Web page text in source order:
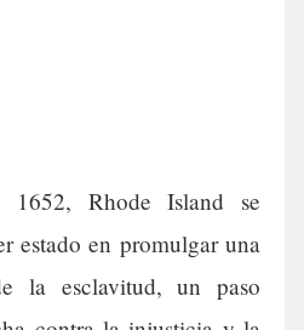
Rhode Island se
estado en promulgar una
la esclavitud, un paso